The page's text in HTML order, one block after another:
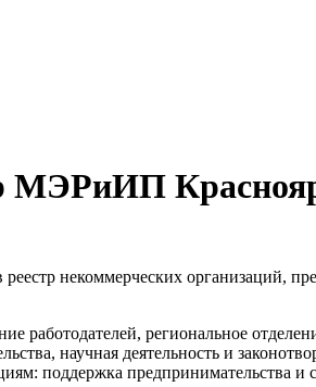
МЭРиИП
некоммерческих организаций,
работодателей, региональное
научная деятельность и
поддержка предпринимательства и